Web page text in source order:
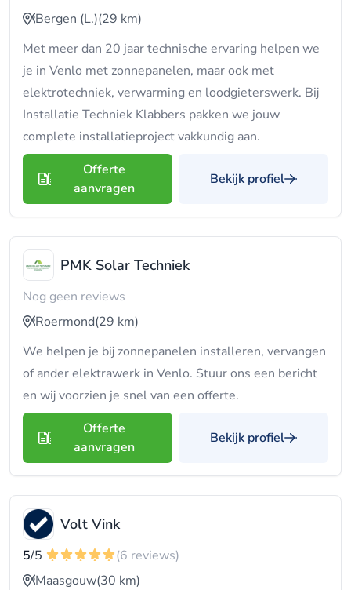
Bergen (L.)(29 km)
Met meer dan 20 jaar technische ervaring helpen we
je in Venlo met zonnepanelen, maar ook met
elektrotechniek, verwarming en loodgieterswerk. Bij
Installatie Techniek Klabbers pakken we jouw
complete installatieproject vakkundig aan.
Offerte
aanvragen
Bekijk profiel
PMK Solar Techniek
Nog geen reviews
Roermond(29 km)
We helpen je bij zonnepanelen installeren, vervangen
of ander elektrawerk in Venlo. Stuur ons een bericht
en wij voorzien je snel van een offerte.
Offerte
aanvragen
Bekijk profiel
Volt Vink
5/5
(6 reviews)
Maasgouw(30 km)